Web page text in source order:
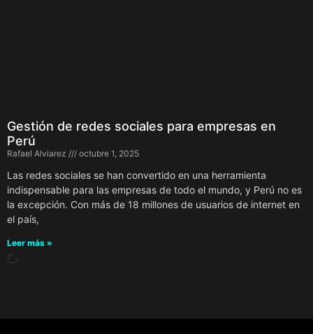
Gestión de redes sociales para empresas en
Perú
Rafael Alviarez octubre 1, 2025
Las redes sociales se han convertido en una herramienta
indispensable para las empresas de todo el mundo, y Perú no es
la excepción. Con más de 18 millones de usuarios de internet en
el país,
Leer más »